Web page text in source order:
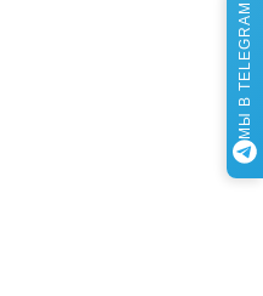
МЫ В TELEGRAM